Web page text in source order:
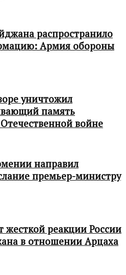
распространило
Армия обороны
уничтожил
память
войне
направил
премьер-министру
жесткой реакции России
в отношении Арцаха